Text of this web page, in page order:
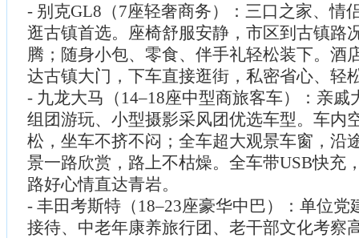
- 别克GL8（7座轻奢商务）：三口之家、情
逛古镇首选。座椅舒服安静，市区到古镇路
腾；随身小包、零食、伴手礼轻松装下。酒
达古镇大门，下车直接逛街，私密省心、轻
- 九龙大马（14–18座中型商旅客车）：亲戚
组团游玩、小型摄影采风团优选车型。车内
松，坐车不挤不闷；全车超大观景车窗，沿
景一路欣赏，路上不枯燥。全车带USB快充
路好心情直达青岩。
- 丰田考斯特（18–23座豪华中巴）：单位党
接待、中老年康养旅行团、老干部文化考察